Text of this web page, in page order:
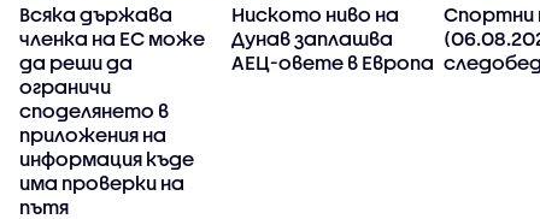
Всяка държава
членка на ЕС може
да реши да
ограничи
споделянето в
приложения на
информация къде
има проверки на
пътя
Ниското ниво на
Дунав заплашва
АЕЦ-овете в Европа
Спортни